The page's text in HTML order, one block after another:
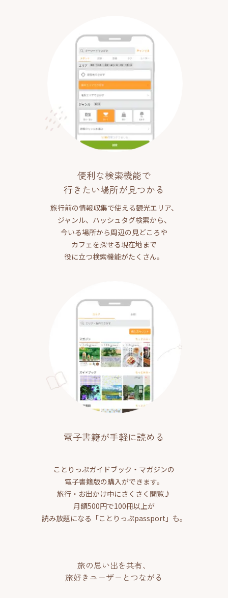
便利な検索機能で
行きたい場所が見つかる
旅行前の情報収集で使える観光エリア、
ジャンル、ハッシュタグ検索から、
今いる場所から周辺の見どころや
カフェを探せる現在地まで
役に立つ検索機能がたくさん。
電子書籍が手軽に読める
ことりっぷガイドブック・マガジンの
電子書籍版の購入ができます。
旅行・お出かけ中にさくさく閲覧♪
月額500円で100冊以上が
読み放題になる「ことりっぷpassport」も。
旅の思い出を共有、
旅好きユーザーとつながる